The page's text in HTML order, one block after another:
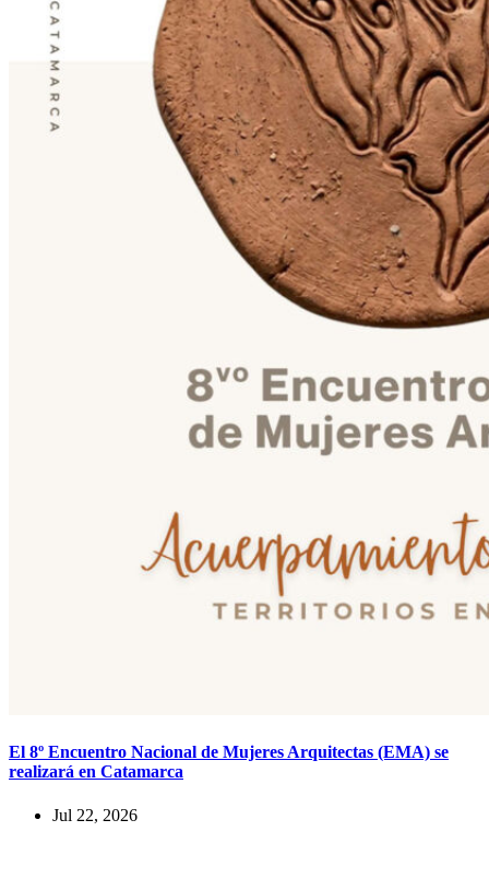
El 8º Encuentro Nacional de Mujeres Arquitectas (EMA) se
realizará en Catamarca
Jul 22, 2026